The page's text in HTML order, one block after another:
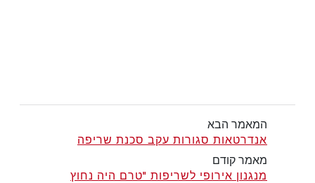
המאמר הבא
אנדרטאות סגורות עקב סכנת שריפה
מאמר קודם
מנגנון אירופי לשריפות "טרם היה נחוץ